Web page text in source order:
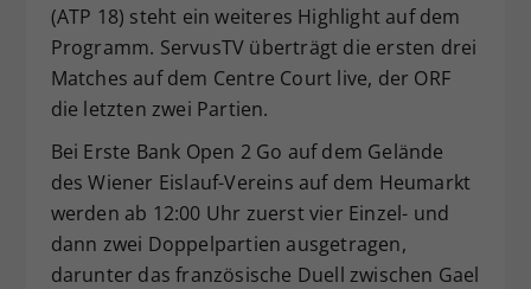
(ATP 18) steht ein weiteres Highlight auf dem
Programm. ServusTV überträgt die ersten drei
Matches auf dem Centre Court live, der ORF
die letzten zwei Partien.
Bei Erste Bank Open 2 Go auf dem Gelände
des Wiener Eislauf-Vereins auf dem Heumarkt
werden ab 12:00 Uhr zuerst vier Einzel- und
dann zwei Doppelpartien ausgetragen,
darunter das französische Duell zwischen Gael